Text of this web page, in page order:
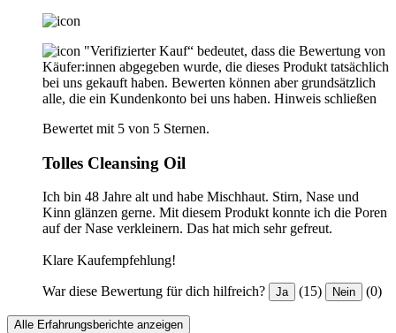
"Verifizierter Kauf“ bedeutet, dass die Bewertung von
Käufer:innen abgegeben wurde, die dieses Produkt tatsächlich
bei uns gekauft haben. Bewerten können aber grundsätzlich
alle, die ein Kundenkonto bei uns haben. Hinweis schließen
Bewertet mit 5 von 5 Sternen.
Tolles Cleansing Oil
Ich bin 48 Jahre alt und habe Mischhaut. Stirn, Nase und
Kinn glänzen gerne. Mit diesem Produkt konnte ich die Poren
auf der Nase verkleinern. Das hat mich sehr gefreut.
Klare Kaufempfehlung!
War diese Bewertung für dich hilfreich? Ja (15) Nein (0)
Alle Erfahrungsberichte anzeigen